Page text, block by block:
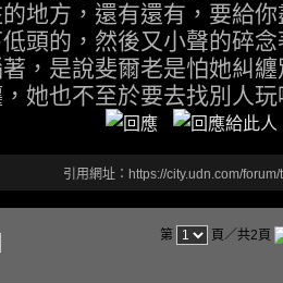
地方，還有還有，要給
頭的，然後又小聲的碎
，是說斐爾老是怕她糾
她也不至於要去找別人玩
引用網址：https://city.udn.com/
第 頁／共2頁